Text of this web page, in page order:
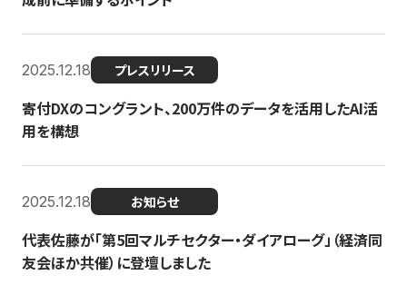
2025.12.18 プレスリリース
寄付DXのコングラント、200万件のデータを活用したAI活
用を構想
2025.12.18 お知らせ
代表佐藤が「第5回マルチセクター・ダイアローグ」（経済同
友会ほか共催）に登壇しました